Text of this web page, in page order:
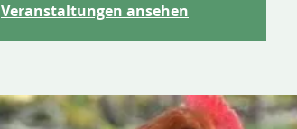
Veranstaltungen ansehen